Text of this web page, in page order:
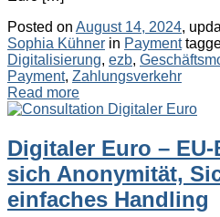
Posted on August 14, 2024,
Sophia Kühner in Categories
Payment
Digitalisierung, ezb,
Payment, Zahlungsverkehr
Read more
Digitaler Euro –
sich Anonymität,
einfaches Handling